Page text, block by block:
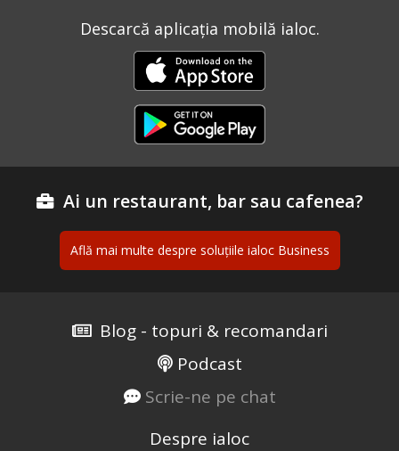
Descarcă aplicația mobilă ialoc.
Ai un restaurant, bar sau cafenea?
Află mai multe despre soluțiile ialoc Business
Blog - topuri & recomandari
Podcast
Scrie-ne pe chat
Despre ialoc